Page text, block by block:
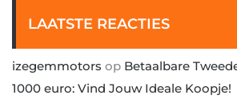
LAATSTE REACTIES
izegemmotors op Betaalbare
1000 euro: Vind Jouw Ideale Koopje!